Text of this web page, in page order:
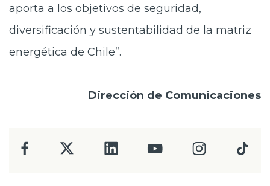
aporta a los objetivos de seguridad,
diversificación y sustentabilidad de la matriz
energética de Chile”.
Dirección de Comunicaciones